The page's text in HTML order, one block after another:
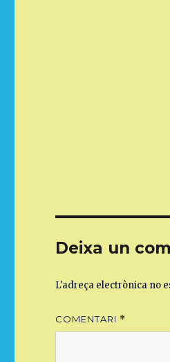
Deixa un
L'adreça electrònica no
COMENTARI *